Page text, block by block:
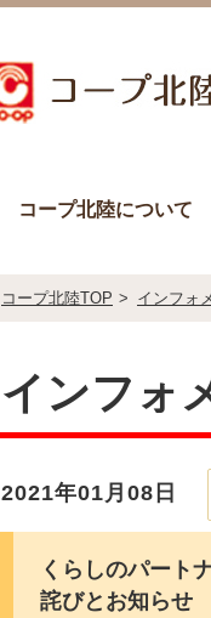
コープ北陸について
コープ北陸TOP > インフォ
インフォ
2021年01月08日
くらしのパート
詫びとお知らせ